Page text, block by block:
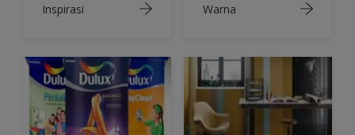
Inspirasi Warna